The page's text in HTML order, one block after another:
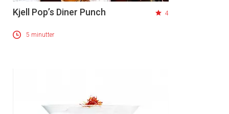
Kjell Pop’s Diner Punch 4
5 minutter